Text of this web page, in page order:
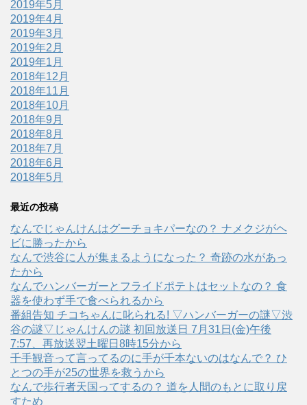
2019年5月
2019年4月
2019年3月
2019年2月
2019年1月
2018年12月
2018年11月
2018年10月
2018年9月
2018年8月
2018年7月
2018年6月
2018年5月
最近の投稿
なんでじゃんけんはグーチョキパーなの？ ナメクジがヘ
ビに勝ったから
なんで渋谷に人が集まるようになった？ 奇跡の水があっ
たから
なんでハンバーガーとフライドポテトはセットなの？ 食
器を使わず手で食べられるから
番組告知 チコちゃんに叱られる! ▽ハンバーガーの謎▽渋
谷の謎▽じゃんけんの謎 初回放送日 7月31日(金)午後
7:57、再放送翌土曜日8時15分から
千手観音って言ってるのに手が千本ないのはなんで？ ひ
とつの手が25の世界を救うから
なんで歩行者天国ってするの？ 道を人間のもとに取り戻
すため